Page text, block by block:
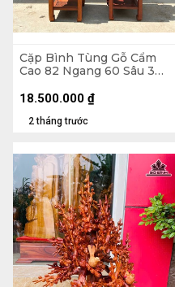
Cặp Bình Tùng Gỗ Cẩm
Cao 82 Ngang 60 Sâu 30
2 tháng trước
18.500.000 ₫